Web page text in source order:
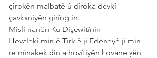
çîrokên malbatê û dîroka devkî
çavkaniyên girîng in.
Mislimanên Ku Dişewitînin
Hevalekî min ê Tirk ê ji Edeneyê ji min
re mînakek din a hovîtiyên hovane yên